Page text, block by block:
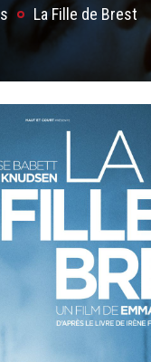
La Fille de Brest